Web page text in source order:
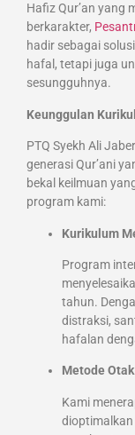
Hafiz Qur’an yang
berkarakter,
hadir sebagai
hafal, tetapi juga
sesungguhnya.
Keunggulan
PTQ Syekh Ali
generasi Qur’ani
bekal keilmuan
program kami:
Kurikulum
Program
tahun.
distraksi,
hafalan
Metode Otak
Kami
dioptimalkan